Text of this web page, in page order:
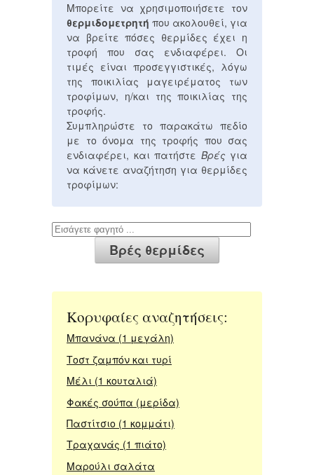
Μπορείτε να χρησιμοποιήσετε τον
θερμιδομετρητή που ακολουθεί, για
να βρείτε πόσες θερμίδες έχει η
τροφή που σας ενδιαφέρει. Οι
τιμές είναι προσεγγιστικές, λόγω
της ποικιλίας μαγειρέματος των
τροφίμων, η/και της ποικιλίας της
τροφής.
Συμπληρώστε το παρακάτω πεδίο
με το όνομα της τροφής που σας
ενδιαφέρει, και πατήστε Βρές για
να κάνετε αναζήτηση για θερμίδες
τροφίμων:
Κορυφαίες αναζητήσεις:
Μπανάνα (1 μεγάλη)
Τοστ ζαμπόν και τυρί
Μέλι (1 κουταλιά)
Φακές σούπα (μερίδα)
Παστίτσιο (1 κομμάτι)
Τραχανάς (1 πιάτο)
Μαρούλι σαλάτα